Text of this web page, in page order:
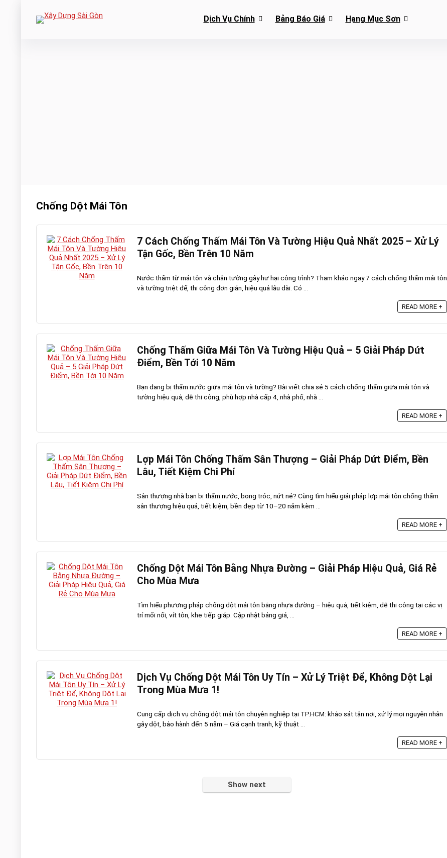
Dịch Vụ Chính Bảng Báo Giá Hạng Mục Sơn
Chống Dột Mái Tôn
7 Cách Chống Thấm Mái Tôn Và Tường Hiệu Quả Nhất 2025 – Xử Lý
Tận Gốc, Bền Trên 10 Năm
Nước thấm từ mái tôn và chân tường gây hư hại công trình? Tham khảo ngay 7 cách chống thấm mái tôn
và tường triệt để, thi công đơn giản, hiệu quả lâu dài. Có ...
READ MORE +
Chống Thấm Giữa Mái Tôn Và Tường Hiệu Quả – 5 Giải Pháp Dứt
Điểm, Bền Tới 10 Năm
Bạn đang bị thấm nước giữa mái tôn và tường? Bài viết chia sẻ 5 cách chống thấm giữa mái tôn và
tường hiệu quả, dễ thi công, phù hợp nhà cấp 4, nhà phố, nhà ...
READ MORE +
Lợp Mái Tôn Chống Thấm Sân Thượng – Giải Pháp Dứt Điểm, Bền
Lâu, Tiết Kiệm Chi Phí
Sân thượng nhà bạn bị thấm nước, bong tróc, nứt nẻ? Cùng tìm hiểu giải pháp lợp mái tôn chống thấm
sân thượng hiệu quả, tiết kiệm, bền đẹp từ 10–20 năm kèm ...
READ MORE +
Chống Dột Mái Tôn Bằng Nhựa Đường – Giải Pháp Hiệu Quả, Giá Rẻ
Cho Mùa Mưa
Tìm hiểu phương pháp chống dột mái tôn bằng nhựa đường – hiệu quả, tiết kiệm, dễ thi công tại các vị
trí mối nối, vít tôn, khe tiếp giáp. Cập nhật bảng giá, ...
READ MORE +
Dịch Vụ Chống Dột Mái Tôn Uy Tín – Xử Lý Triệt Để, Không Dột Lại
Trong Mùa Mưa 1!
Cung cấp dịch vụ chống dột mái tôn chuyên nghiệp tại TP.HCM: khảo sát tận nơi, xử lý mọi nguyên nhân
gây dột, bảo hành đến 5 năm – Giá cạnh tranh, kỹ thuật ...
READ MORE +
Show next